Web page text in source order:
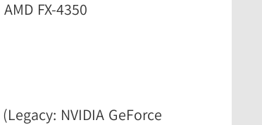
FX-4350
NVIDIA GeForce